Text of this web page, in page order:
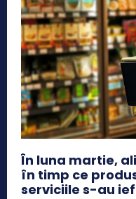
În luna martie,
în timp ce
serviciile s-au